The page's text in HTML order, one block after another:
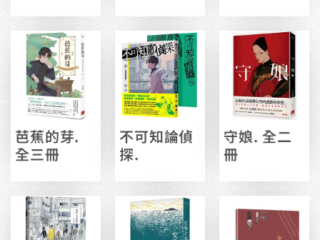
芭蕉的芽.
全三冊
不可知論偵
探.
守娘. 全二
冊